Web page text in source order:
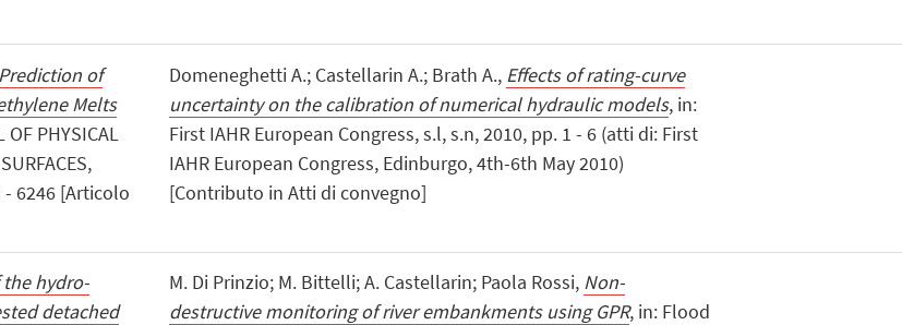
Prediction of
Melts
PHYSICAL
- 6246 [Articolo
Domeneghetti A.; Castellarin A.; Brath A., Effects of rating-curve
uncertainty on the calibration of numerical hydraulic models, in:
First IAHR European Congress, s.l, s.n, 2010, pp. 1 - 6 (atti di: First
IAHR European Congress, Edinburgo, 4th-6th May 2010)
[Contributo in Atti di convegno]
hydro-
detached
M. Di Prinzio; M. Bittelli; A. Castellarin; Paola Rossi, Non-
destructive monitoring of river embankments using GPR, in: Flood